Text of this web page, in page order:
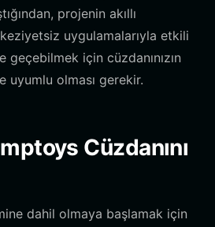
projenin akıllı
uygulamalarıyla etkili
için cüzdanınızın
uyumlu olması gerekir.
Cüzdanını
dahil olmaya başlamak için